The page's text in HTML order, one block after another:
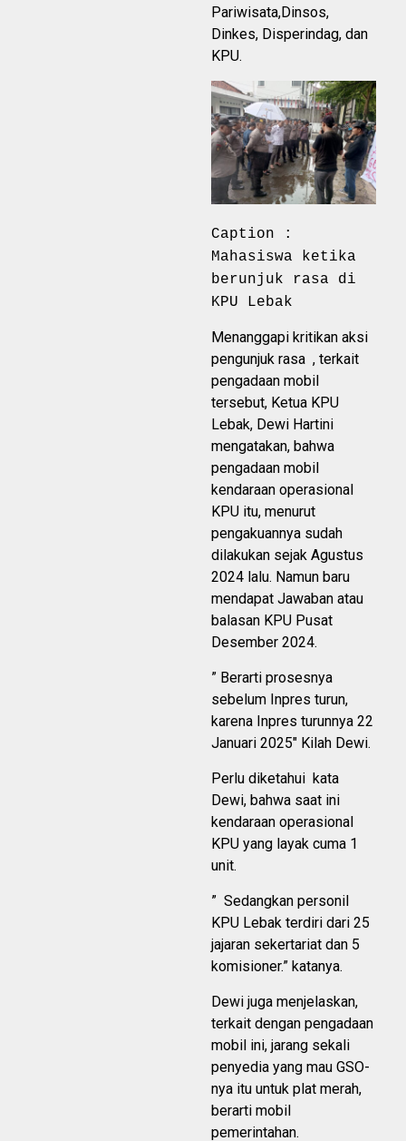
Pariwisata,Dinsos,
Dinkes, Disperindag, dan
KPU.
Caption :
Mahasiswa ketika
berunjuk rasa di
KPU Lebak
Menanggapi kritikan aksi
pengunjuk rasa , terkait
pengadaan mobil
tersebut, Ketua KPU
Lebak, Dewi Hartini
mengatakan, bahwa
pengadaan mobil
kendaraan operasional
KPU itu, menurut
pengakuannya sudah
dilakukan sejak Agustus
2024 lalu. Namun baru
mendapat Jawaban atau
balasan KPU Pusat
Desember 2024.
” Berarti prosesnya
sebelum Inpres turun,
karena Inpres turunnya 22
Januari 2025″ Kilah Dewi.
Perlu diketahui kata
Dewi, bahwa saat ini
kendaraan operasional
KPU yang layak cuma 1
unit.
” Sedangkan personil
KPU Lebak terdiri dari 25
jajaran sekertariat dan 5
komisioner.” katanya.
Dewi juga menjelaskan,
terkait dengan pengadaan
mobil ini, jarang sekali
penyedia yang mau GSO-
nya itu untuk plat merah,
berarti mobil
pemerintahan.